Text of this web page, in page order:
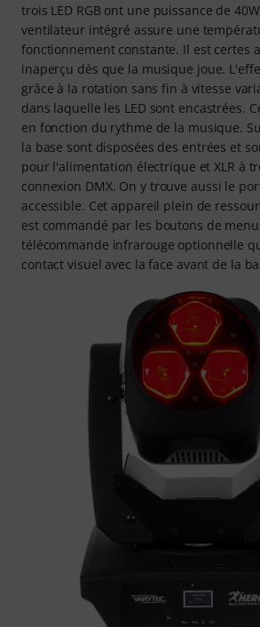
trois LED RGB ont une puissance de
ventilateur intégré assure une
fonctionnement constante. Il est certes
inaperçu dès que la musique joue.
grâce à la rotation sans fin à vitesse
dans laquelle les LED sont encastrées.
en fonction du rythme de la musique.
la base sont disposées des entrées et
pour l'alimentation électrique et XLR à
connexion DMX. On y trouve aussi le
accessible. Cet appareil plein de
est commandé par les boutons de
télécommande infrarouge optionnelle
contact visuel avec la face avant de la